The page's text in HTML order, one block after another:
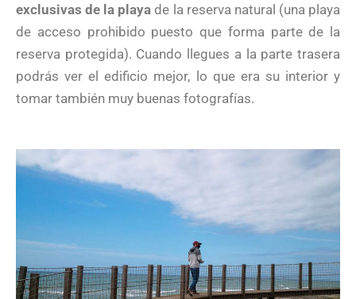
exclusivas de la playa de la reserva natural (una playa
de acceso prohibido puesto que forma parte de la
reserva protegida). Cuando llegues a la parte trasera
podrás ver el edificio mejor, lo que era su interior y
tomar también muy buenas fotografías.